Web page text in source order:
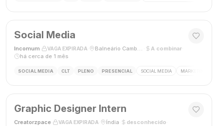
Social Media
Incomum VAGA EXPIRADA Balneário Camboriú, SC A combinar·
há cerca de 1 mês
SOCIAL MEDIA CLT PLENO PRESENCIAL SOCIAL MEDIA MARKETING
Graphic Designer Intern
Creatorzpace VAGA EXPIRADA Índia desconhecido